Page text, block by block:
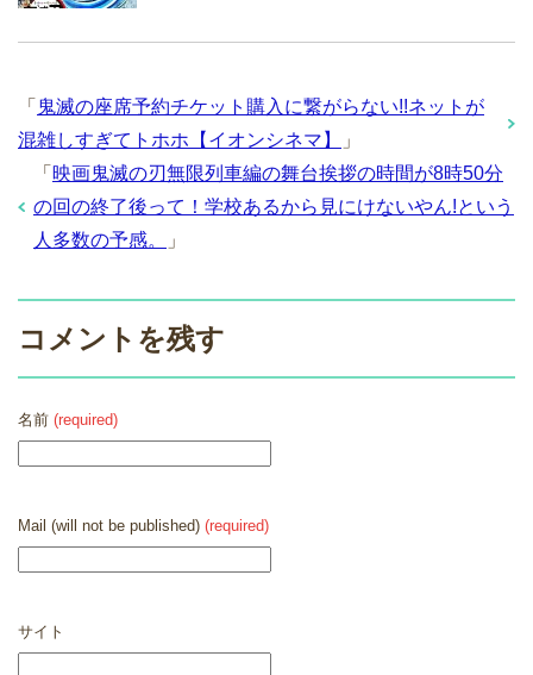
「 鬼滅の座席予約チケット購入に繋がらない!!ネットが
混雑しすぎてトホホ【イオンシネマ】
」
「 映画鬼滅の刃無限列車編の舞台挨拶の時間が8時50分
の回の終了後って！学校あるから見にけないやん!という
人多数の予感。
」
コメントを残す
名前 (required)
Mail (will not be published) (required)
サイト